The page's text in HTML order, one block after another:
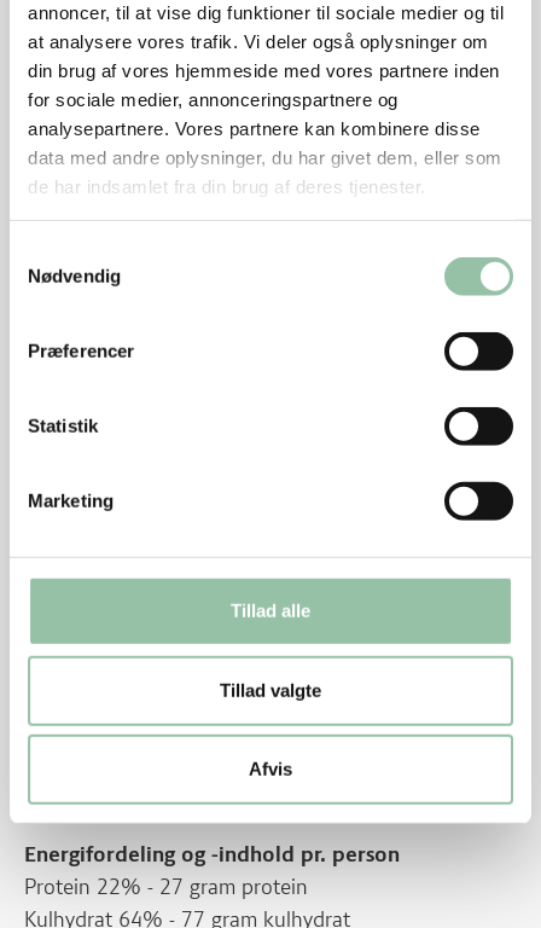
annoncer, til at vise dig funktioner til sociale medier og til
at analysere vores trafik. Vi deler også oplysninger om
din brug af vores hjemmeside med vores partnere inden
for sociale medier, annonceringspartnere og
analysepartnere. Vores partnere kan kombinere disse
data med andre oplysninger, du har givet dem, eller som
de har indsamlet fra din brug af deres tjenester.
Nødvendig
Præferencer
Statistik
Marketing
Tillad alle
Tillad valgte
Afvis
Skær kød og auberginer i tern, 2x2 cm store
Pil og hak løg og hvidløg
Varm olien i en gryde ved høj varme
Brun kødet på alle sider
Skru ned til god varme, tilsæt løg og hvidløg og
steg et par minutter. Krydr med salt og peber
Tilsæt paprika, vin, hakkede tomater og 2 dl
bouillon
Skru ned til svag varme og lad retten simre under
låg i ca. 1 time.
Kog ris efter anvisning på pakken
Læs mere på temasiden:Et grønnere alternativ til 10
ved hjælp af simple ændringer kan gøre 10 klassiske
opskrifter grønnere – uden at ændre på smagen.
Energifordeling
Energifordeling og -indhold pr. person
Protein 22% - 27 gram protein
Kulhydrat 64% - 77 gram kulhydrat